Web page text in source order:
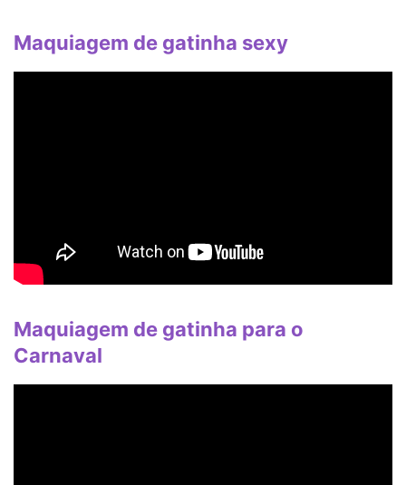
Maquiagem de gatinha sexy
Maquiagem de gatinha para o
Carnaval